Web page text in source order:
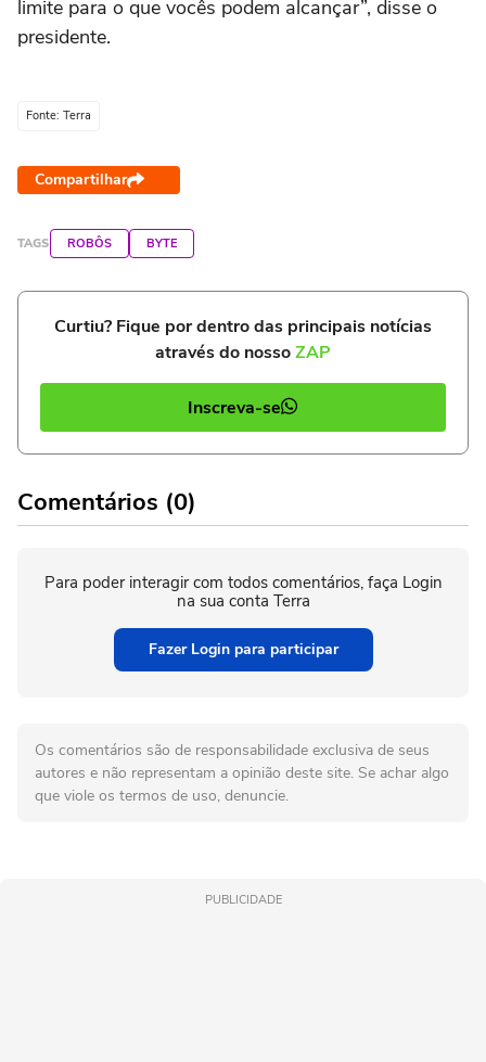
limite para o que vocês podem alcançar”, disse o
presidente.
Fonte: Terra
Compartilhar
TAGS ROBÔS BYTE
Curtiu? Fique por dentro das principais notícias
através do nossoZAP
Inscreva-se
Comentários (0)
Para poder interagir com todos comentários, faça Login
na sua conta Terra
Fazer Login para participar
Os comentários são de responsabilidade exclusiva de seus
autores e não representam a opinião deste site. Se achar algo
que viole os termos de uso, denuncie.
PUBLICIDADE